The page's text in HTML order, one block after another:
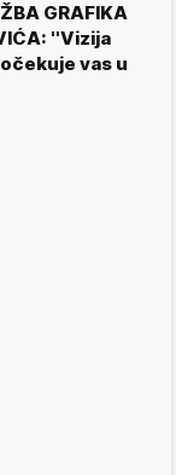
GRAFIKA
''Vizija
vas u